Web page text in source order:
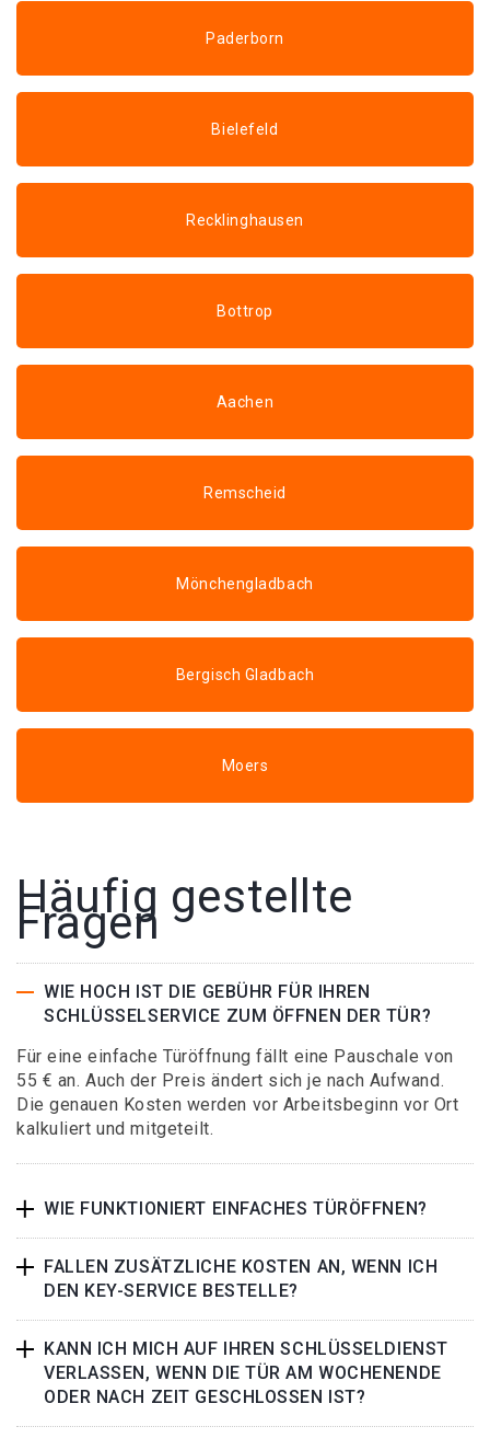
Paderborn
Bielefeld
Recklinghausen
Bottrop
Aachen
Remscheid
Mönchengladbach
Bergisch Gladbach
Moers
Häufig gestellte
Fragen
WIE HOCH IST DIE GEBÜHR FÜR IHREN
SCHLÜSSELSERVICE ZUM ÖFFNEN DER TÜR?
Für eine einfache Türöffnung fällt eine Pauschale von
55 € an. Auch der Preis ändert sich je nach Aufwand.
Die genauen Kosten werden vor Arbeitsbeginn vor Ort
kalkuliert und mitgeteilt.
WIE FUNKTIONIERT EINFACHES TÜRÖFFNEN?
FALLEN ZUSÄTZLICHE KOSTEN AN, WENN ICH
DEN KEY-SERVICE BESTELLE?
KANN ICH MICH AUF IHREN SCHLÜSSELDIENST
VERLASSEN, WENN DIE TÜR AM WOCHENENDE
ODER NACH ZEIT GESCHLOSSEN IST?